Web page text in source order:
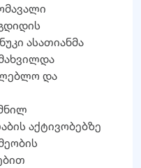
ასათიანმა
და
აქტივობებზე